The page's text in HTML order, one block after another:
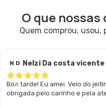
O que
Quem comprou,
N D Nelzi Da costa vicente
Boa tarde! Eu amei. Veio do
obrigada pelo carinho e pela